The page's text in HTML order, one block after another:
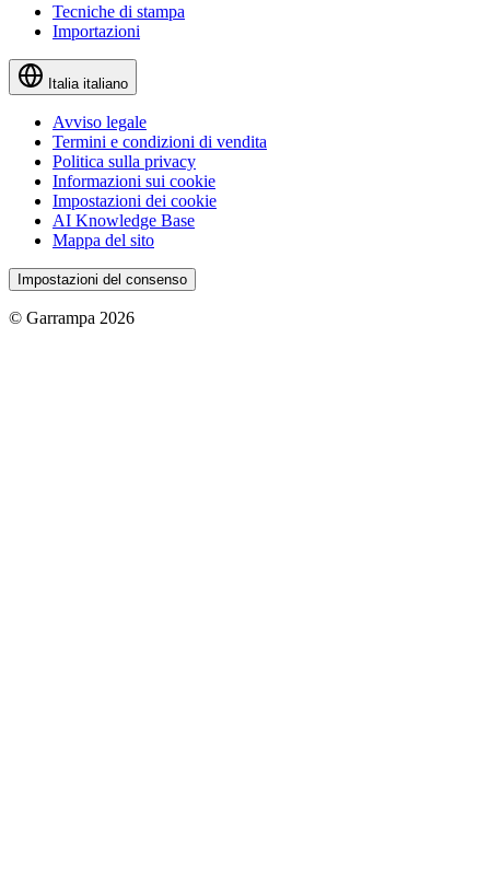
Tecniche di stampa
Importazioni
Italia italiano
Avviso legale
Termini e condizioni di vendita
Politica sulla privacy
Informazioni sui cookie
Impostazioni dei cookie
AI Knowledge Base
Mappa del sito
Impostazioni del consenso
© Garrampa 2026